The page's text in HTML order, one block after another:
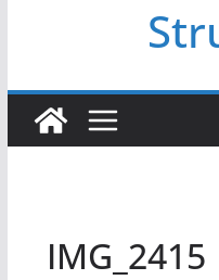
IMG_2415